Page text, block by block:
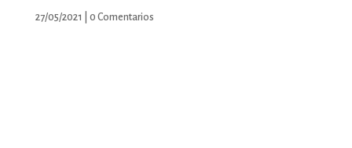
27/05/2021 0 Comentarios